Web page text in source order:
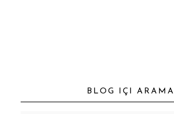
BLOG IÇI ARAMA